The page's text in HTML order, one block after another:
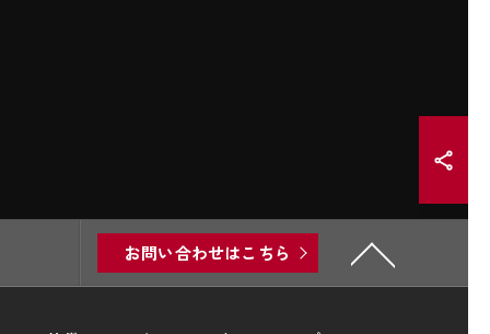
お問い合わせはこちら